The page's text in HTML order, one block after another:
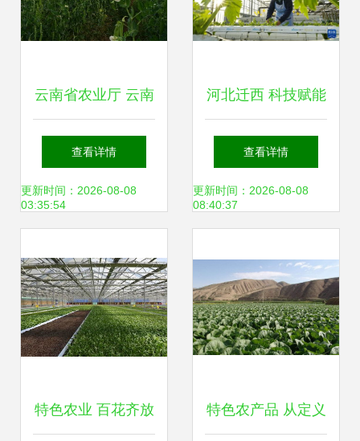
云南省农业厅 云南
农业信息网
查看详情
更新时间：2026-08-08
03:35:54
河北迁西 科技赋能
现代农业 绘就乡村
振兴新画卷
查看详情
更新时间：2026-08-08
08:40:37
特色农业 百花齐放 特色农产品 从定义